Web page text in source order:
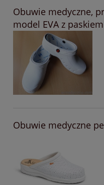
Obuwie medyczne,
model EVA z
Obuwie medyczne